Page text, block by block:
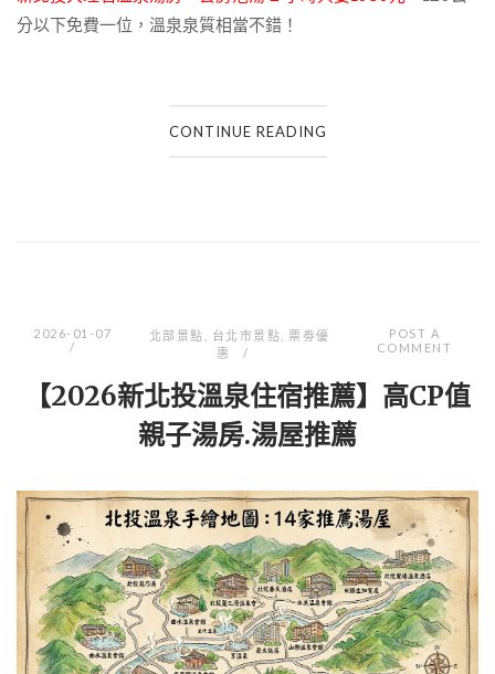
分以下免費一位，溫泉泉質相當不錯！
CONTINUE READING
2026-01-07 北部景點 台北市景點 ,票劵優
惠
POST A
COMMENT
【2026新北投溫泉住宿推薦】高CP值
親子湯房.湯屋推薦